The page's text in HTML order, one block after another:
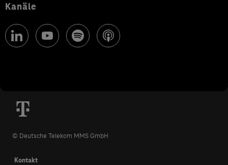
Kanäle
© Deutsche Telekom MMS GmbH
Kontakt